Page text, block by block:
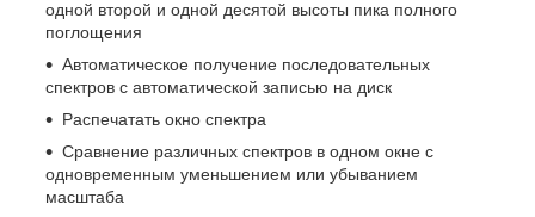
одной второй и одной десятой высоты пика полного
поглощения
Автоматическое получение последовательных
спектров с автоматической записью на диск
Распечатать окно спектра
Сравнение различных спектров в одном окне с
одновременным уменьшением или убыванием
масштаба